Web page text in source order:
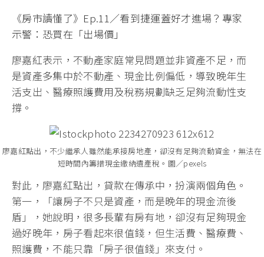
《房市讀懂了》Ep.11／看到捷運蓋好才進場？專家
示警：恐買在「出場價」
廖嘉紅表示，不動產家庭常見問題並非資產不足，而
是資產多集中於不動產、現金比例偏低，導致晚年生
活支出、醫療照護費用及稅務規劃缺乏足夠流動性支
撐。
廖嘉紅點出，不少繼承人雖然能承接房地產，卻沒有足夠流動資金，無法在
短時間內籌措現金繳納遺產稅。圖／pexels
對此，廖嘉紅點出，貸款在傳承中，扮演兩個角色。
第一，「讓房子不只是資產，而是晚年的現金流後
盾」，她說明，很多長輩有房有地，卻沒有足夠現金
過好晚年，房子看起來很值錢，但生活費、醫療費、
照護費，不能只靠「房子很值錢」來支付。